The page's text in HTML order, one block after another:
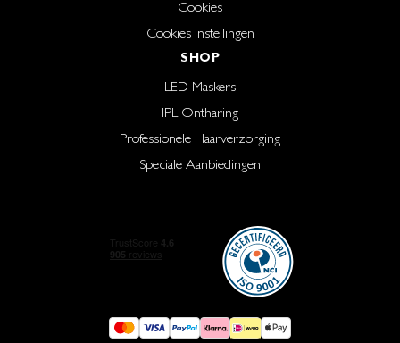
Cookies
Cookies Instellingen
SHOP
LED Maskers
IPL Ontharing
Professionele Haarverzorging
Speciale Aanbiedingen